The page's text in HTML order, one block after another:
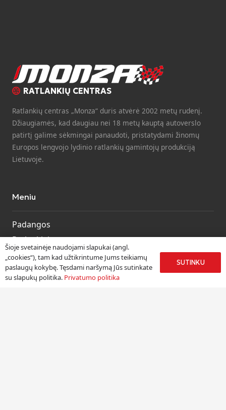
RATLANKIŲ CENTRAS
Ratlankių centras „Monza“ duris atvėrė 2002 metų rudenį.
Džiaugiamės, kad daugiau nei 18 metų kauptą autoverslo
patirtį galime sėkmingai panaudoti, pristatydami žinomų
Europos lengvojo lydinio ratlankių gamintojų produkciją
Lietuvoje.
Meniu
Padangos
Ratlankiai
Kitos prekės
Paslaugos
Šioje svetainėje naudojami slapukai (angl.
„cookies“), tam kad užtikrintume Jums teikiamų
paslaugų kokybę. Tęsdami naršymą Jūs sutinkate
su slapukų politika. Privatumo politika
SUTINKU